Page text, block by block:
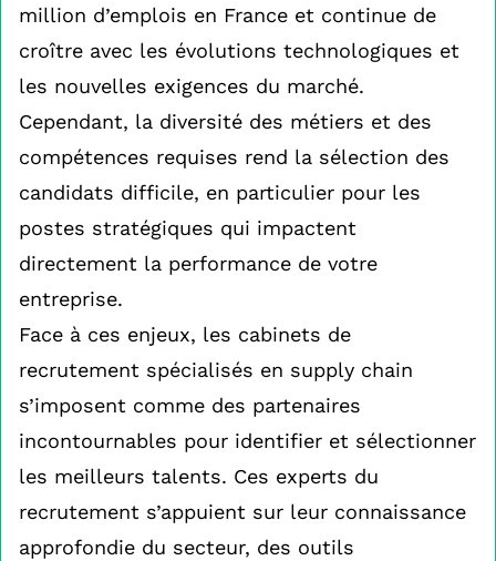
million d’emplois en France et continue de
croître avec les évolutions technologiques et
les nouvelles exigences du marché.
Cependant, la diversité des métiers et des
compétences requises rend la sélection des
candidats difficile, en particulier pour les
postes stratégiques qui impactent
directement la performance de votre
entreprise.
Face à ces enjeux, les cabinets de
recrutement spécialisés en supply chain
s’imposent comme des partenaires
incontournables pour identifier et sélectionner
les meilleurs talents. Ces experts du
recrutement s’appuient sur leur connaissance
approfondie du secteur, des outils